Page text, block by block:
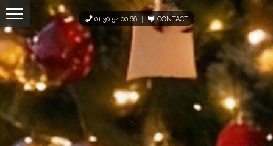
Panneau de gestion des cookies
01 30 54 00 66 CONTACT